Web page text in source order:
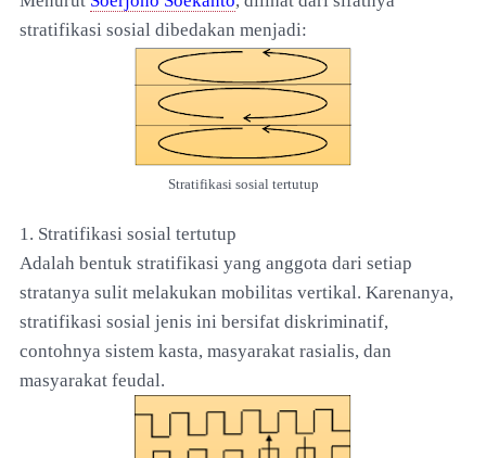
stratifikasi sosial dibedakan menjadi:
Stratifikasi sosial tertutup
1. Stratifikasi sosial tertutup
Adalah bentuk stratifikasi yang anggota dari setiap
stratanya sulit melakukan mobilitas vertikal. Karenanya,
stratifikasi sosial jenis ini bersifat diskriminatif,
contohnya sistem kasta, masyarakat rasialis, dan
masyarakat feudal.